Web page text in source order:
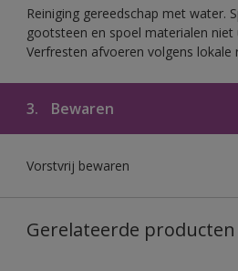
Reiniging gereedschap met water.
gootsteen en spoel materialen niet
Verfresten afvoeren volgens lokale
3. Bewaren
Vorstvrij bewaren
Gerelateerde producten